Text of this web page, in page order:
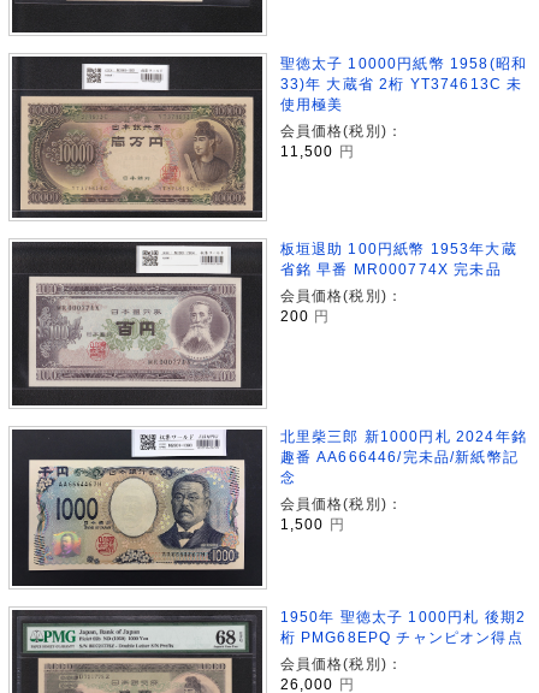
聖徳太子 10000円紙幣 1958(昭和
33)年 大蔵省 2桁 YT374613C 未
使用極美
会員価格(税別)：
11,500 円
板垣退助 100円紙幣 1953年大蔵
省銘 早番 MR000774X 完未品
会員価格(税別)：
200 円
北里柴三郎 新1000円札 2024年銘
趣番 AA666446/完未品/新紙幣記
念
会員価格(税別)：
1,500 円
1950年 聖徳太子 1000円札 後期2
桁 PMG68EPQ チャンピオン得点
会員価格(税別)：
26,000
円